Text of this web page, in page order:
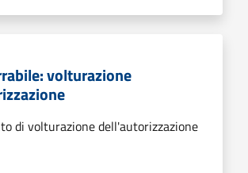
volturazione
di volturazione dell'autorizzazione